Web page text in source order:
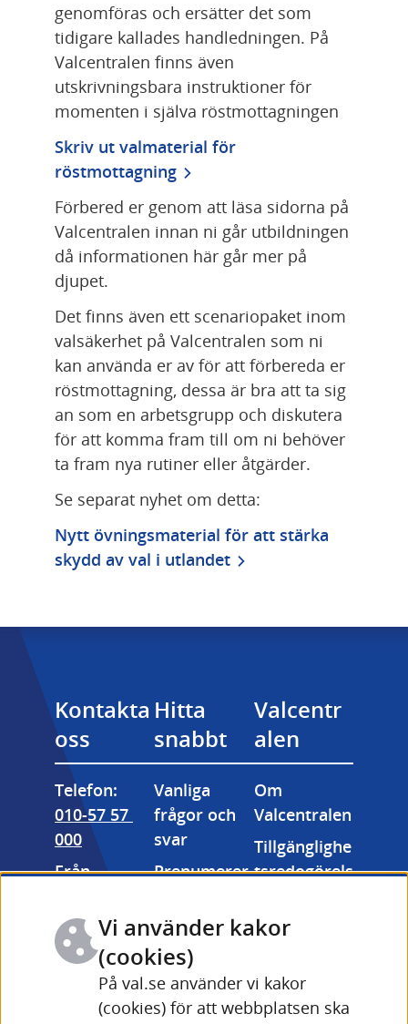
genomföras och ersätter det som
tidigare kallades handledningen. På
Valcentralen finns även
utskrivningsbara instruktioner för
momenten i själva röstmottagningen
Skriv ut valmaterial för
röstmottagning
Förbered er genom att läsa sidorna på
Valcentralen innan ni går utbildningen
då informationen här går mer på
djupet.
Det finns även ett scenariopaket inom
valsäkerhet på Valcentralen som ni
kan använda er av för att förbereda er
röstmottagning, dessa är bra att ta sig
an som en arbetsgrupp och diskutera
för att komma fram till om ni behöver
ta fram nya rutiner eller åtgärder.
Se separat nyhet om detta:
Nytt övningsmaterial för att stärka
skydd av val i utlandet
Kontakta
oss
Telefon:
010-57 57
000
Från
+46 (0) 10-57
57 000
kontaktuppg
Hitta
snabbt
Vanliga
frågor och
svar
Prenumerer
nyhetsbrev
Valmyndigh
etens
bildarkivLänk till annan
Valcentr
alen
Om
Valcentralen
Tillgänglighe
tsredogörels
Kakor
Vi använder kakor
(cookies)
På val.se använder vi kakor
(cookies) för att webbplatsen ska